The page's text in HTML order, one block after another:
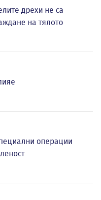
дрехи не са
на тялото
операции